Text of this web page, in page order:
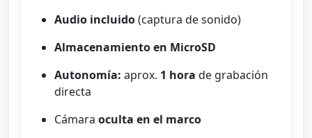
Audio incluido(captura de sonido)
Almacenamiento en MicroSD
Autonomía: aprox. 1 hora de grabación
directa
Cámara oculta en el marco